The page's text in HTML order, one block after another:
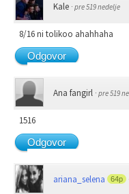
Kale · pre 519 nedelje
8/16 ni tolikoo ahahhaha
Odgovor
Ana fangirl · pre 519
1516
Odgovor
ariana_selena 64p